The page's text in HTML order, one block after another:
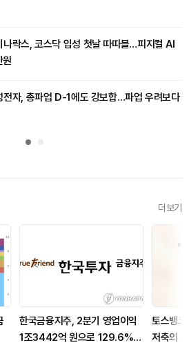
나락스, 코스닥 입성 첫날 따따블…피지컬 AI
원
전자, 총파업 D-1에도 강보합…파업 우려보다
더보기
한국금융지주, 2분기 영업이익
1조3442억 원으로 129.6%
토스뱅
저축의